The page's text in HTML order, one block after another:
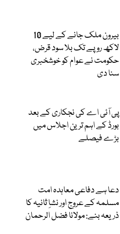
بیرون ملک جانے کے لیے 10
لاکھ روپے تک بلا سود قرض،
حکومت نے عوام کو خوشخبری
سنا دی
پی آئی اے کی نجکاری کے بعد
بورڈ کے اہم ترین اجلاس میں
بڑے فیصلے
دعا ہے دفاعی معاہدہ امت
مسلمہ کے عروج اور نشاِ ثانیہ کا
ذریعہ بنے: مولانا فضل الرحمان